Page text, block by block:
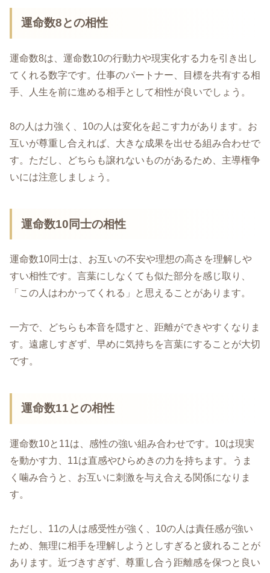
運命数8との相性
運命数8は、運命数10の行動力や現実化する力を引き出し
てくれる数字です。仕事のパートナー、目標を共有する相
手、人生を前に進める相手として相性が良いでしょう。
8の人は力強く、10の人は変化を起こす力があります。お
互いが尊重し合えれば、大きな成果を出せる組み合わせで
す。ただし、どちらも譲れないものがあるため、主導権争
いには注意しましょう。
運命数10同士の相性
運命数10同士は、お互いの不安や理想の高さを理解しや
すい相性です。言葉にしなくても似た部分を感じ取り、
「この人はわかってくれる」と思えることがあります。
一方で、どちらも本音を隠すと、距離ができやすくなりま
す。遠慮しすぎず、早めに気持ちを言葉にすることが大切
です。
運命数11との相性
運命数10と11は、感性の強い組み合わせです。10は現実
を動かす力、11は直感やひらめきの力を持ちます。うま
く噛み合うと、お互いに刺激を与え合える関係になりま
す。
ただし、11の人は感受性が強く、10の人は責任感が強い
ため、無理に相手を理解しようとしすぎると疲れることが
あります。近づきすぎず、尊重し合う距離感を保つと良い